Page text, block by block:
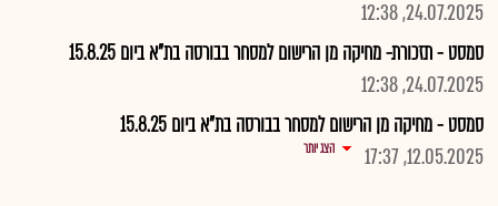
24.07.2025, 12:38
סמסט - תזכורת- מחיקה מן הרישום למסחר בבורסה בת"א ביום 15.8.25
24.07.2025, 12:38
סמסט - מחיקה מן הרישום למסחר בבורסה בת"א ביום 15.8.25
12.05.2025, 17:37
הצג יותר